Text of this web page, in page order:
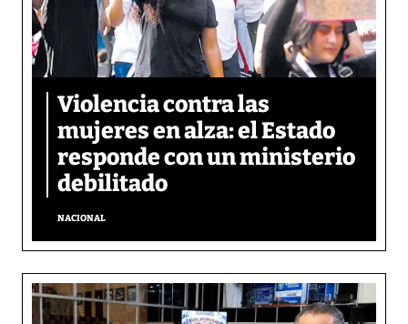
Violencia contra las
mujeres en alza: el Estado
responde con un ministerio
debilitado
NACIONAL